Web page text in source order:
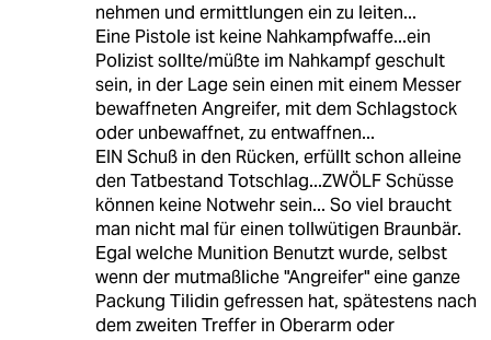
nehmen und ermittlungen ein zu leiten...
Eine Pistole ist keine Nahkampfwaffe...ein
Polizist sollte/müßte im Nahkampf geschult
sein, in der Lage sein einen mit einem Messer
bewaffneten Angreifer, mit dem Schlagstock
oder unbewaffnet, zu entwaffnen...
EIN Schuß in den Rücken, erfüllt schon alleine
den Tatbestand Totschlag...ZWÖLF Schüsse
können keine Notwehr sein... So viel braucht
man nicht mal für einen tollwütigen Braunbär.
Egal welche Munition Benutzt wurde, selbst
wenn der mutmaßliche "Angreifer" eine ganze
Packung Tilidin gefressen hat, spätestens nach
dem zweiten Treffer in Oberarm oder